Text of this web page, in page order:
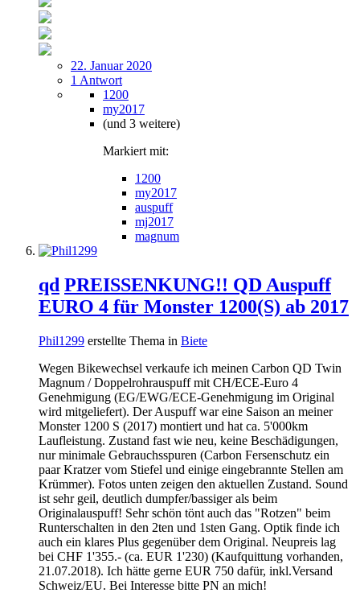
22. Januar 2020
1 Antwort
1200
my2017
(und 3 weitere)
Markiert mit:
1200
my2017
auspuff
mj2017
magnum
qd PREISSENKUNG!! QD Auspuff
EURO 4 für Monster 1200(S) ab 2017
Phil1299 erstellte Thema in Biete
Wegen Bikewechsel verkaufe ich meinen Carbon QD Twin
Magnum / Doppelrohrauspuff mit CH/ECE-Euro 4
Genehmigung (EG/EWG/ECE-Genehmigung im Original
wird mitgeliefert). Der Auspuff war eine Saison an meiner
Monster 1200 S (2017) montiert und hat ca. 5'000km
Laufleistung. Zustand fast wie neu, keine Beschädigungen,
nur minimale Gebrauchsspuren (Carbon Fersenschutz ein
paar Kratzer vom Stiefel und einige eingebrannte Stellen am
Krümmer). Fotos unten zeigen den aktuellen Zustand. Sound
ist sehr geil, deutlich dumpfer/bassiger als beim
Originalauspuff! Sehr schön tönt auch das "Rotzen" beim
Runterschalten in den 2ten und 1sten Gang. Optik finde ich
auch ein klares Plus gegenüber dem Original. Neupreis lag
bei CHF 1'355.- (ca. EUR 1'230) (Kaufquittung vorhanden,
21.07.2018). Ich hätte gerne EUR 750 dafür, inkl.Versand
Schweiz/EU. Bei Interesse bitte PN an mich!